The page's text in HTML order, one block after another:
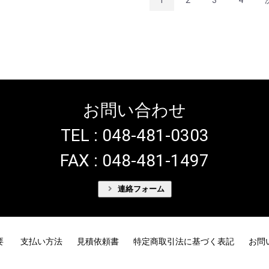
お問い合わせ
TEL : 048-481-0303
FAX : 048-481-1497
連絡フォーム
支払い方法 見積依頼書 特定商取引法に基づく表記 お問